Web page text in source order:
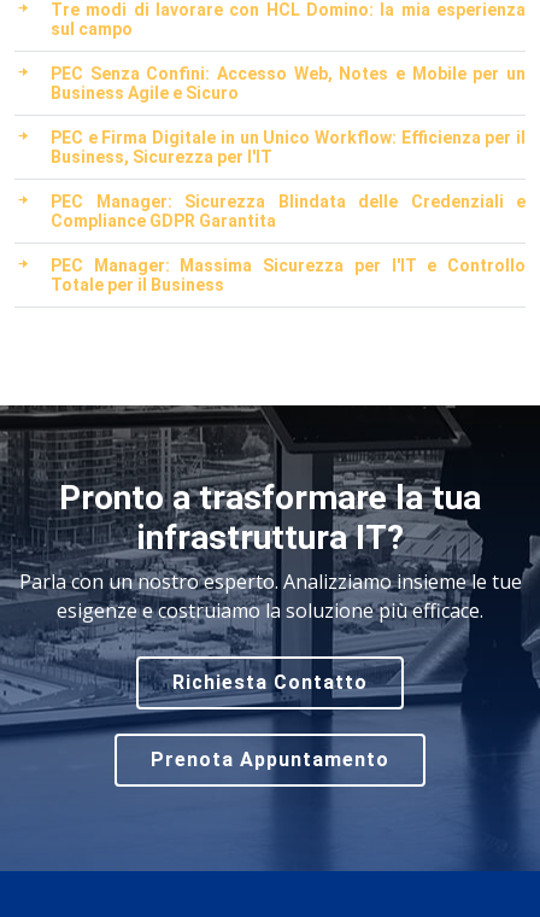
Tre modi di lavorare con HCL Domino: la mia esperienza
sul campo
PEC Senza Confini: Accesso Web, Notes e Mobile per un
Business Agile e Sicuro
PEC e Firma Digitale in un Unico Workflow: Efficienza per il
Business, Sicurezza per l'IT
PEC Manager: Sicurezza Blindata delle Credenziali e
Compliance GDPR Garantita
PEC Manager: Massima Sicurezza per l'IT e Controllo
Totale per il Business
Pronto a trasformare la tua
infrastruttura IT?
Parla con un nostro esperto. Analizziamo insieme le tue
esigenze e costruiamo la soluzione più efficace.
Richiesta Contatto
Prenota Appuntamento